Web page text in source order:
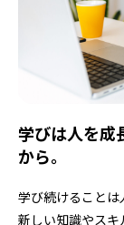
学びは人を成
から。
学び続けることは
新しい知識やスキ